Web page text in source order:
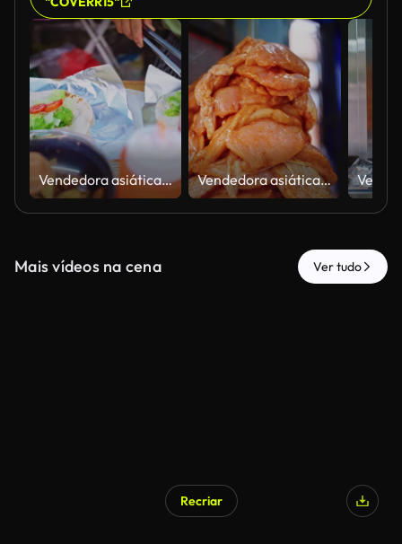
Vendedora asiática cozinhando wrap de frango grelhado com shawarma de carne bovina em sua loja de comida de rua local. Vendedora asiática cozinhando wrap de frango grelhado com shawarma de carne bovina em sua loja de comida de rua local.
Mais vídeos na cena Ver tudo
Recriar